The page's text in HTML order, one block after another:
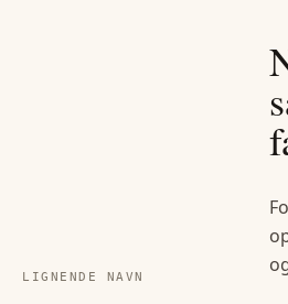
LIGNENDE NAVN